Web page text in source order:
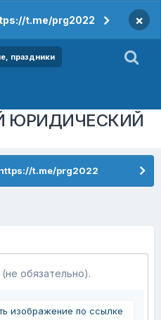
t.me/prg2022 ×
праздники
ЮРИДИЧЕСКИЙ
t.me/prg2022
обязательно).
изображение по ссылке